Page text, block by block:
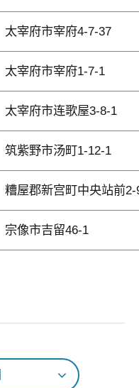
太宰府市宰府4-7-37
太宰府市宰府1-7-1
太宰府市连歌屋3-8-1
筑紫野市汤町1-12-1
糟屋郡新宫町中央站前2-
宗像市吉留46-1